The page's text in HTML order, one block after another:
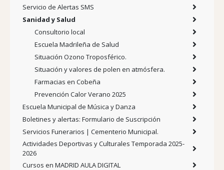
Servicio de Alertas SMS
Sanidad y Salud
Consultorio local
Escuela Madrileña de Salud
Situación Ozono Troposférico.
Situación y valores de polen en atmósfera.
Farmacias en Cobeña
Prevención Calor Verano 2025
Escuela Municipal de Música y Danza
Boletines y alertas: Formulario de Suscripción
Servicios Funerarios | Cementerio Municipal.
Actividades Deportivas y Culturales Temporada 2025-
2026
Cursos en MADRID AULA DIGITAL